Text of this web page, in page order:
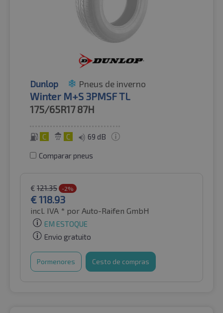
Dunlop Pneus de inverno
Winter M+S 3PMSF TL
175/65R17 87H
C C 69 dB
Comparar pneus
€ 121.35 -2%
€118.93
incl. IVA * por Auto-Raifen GmbH
EM ESTOQUE
Envio gratuito
Pormenores Cesto de compras